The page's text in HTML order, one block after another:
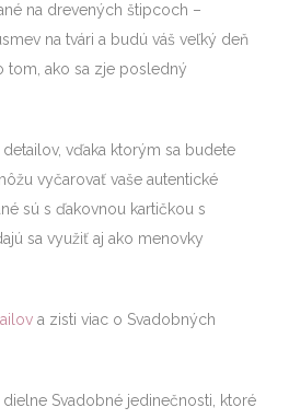
na drevených štipcoch –
na tvári a budú váš veľký deň
ako sa zje posledný
vďaka ktorým sa budete
vyčarovať vaše autentické
sú s ďakovnou kartičkou s
sa využiť aj ako menovky
a zisti viac o Svadobných
dielne Svadobné jedinečnosti, ktoré